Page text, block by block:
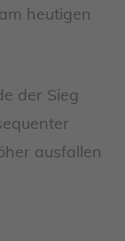
heutigen
der Sieg
ausfallen